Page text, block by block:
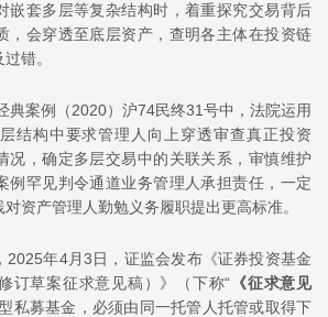
嵌套多层等复杂结构时，着重探究交易背后
，会穿透至底层资产，查明各主体在投资链
错。
典案例（2020）沪74民终31号中，法院运用
结构中要求管理人向上穿透审查真正投资
况，确定多层交易中的关联关系，审慎维护
例罕见判令通道业务管理人承担责任，一定
资产管理人勤勉义务履职提出更高标准。
2025年4月3日，证监会发布《证券投资基金
订草案征求意见稿）》（下称“ 《征求意见
私募基金，必须由同一托管人托管或取得下